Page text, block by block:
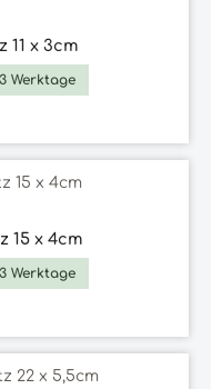
11 x 3cm
Werktage
15 x 4cm
Werktage